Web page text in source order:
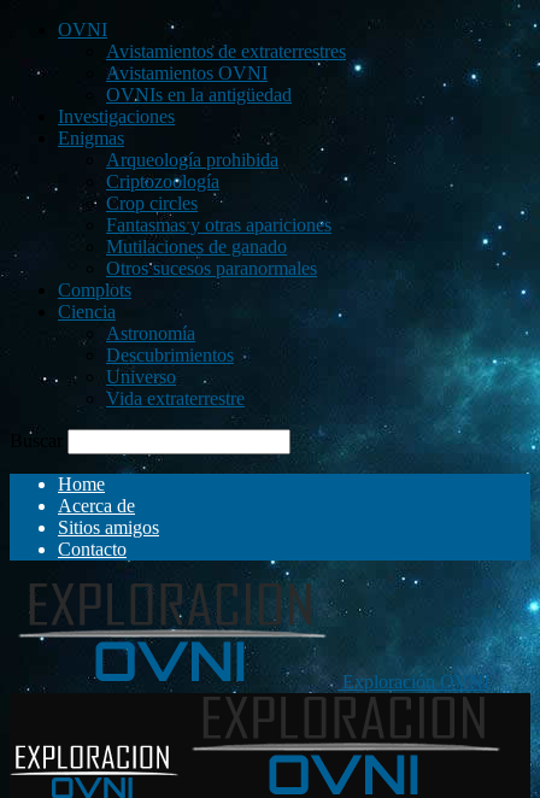
OVNI
Avistamientos de extraterrestres
Avistamientos OVNI
OVNIs en la antigüedad
Investigaciones
Enigmas
Arqueología prohibida
Criptozoología
Crop circles
Fantasmas y otras apariciones
Mutilaciones de ganado
Otros sucesos paranormales
Complots
Ciencia
Astronomía
Descubrimientos
Universo
Vida extraterrestre
Buscar
Home
Acerca de
Sitios amigos
Contacto
Exploración OVNI